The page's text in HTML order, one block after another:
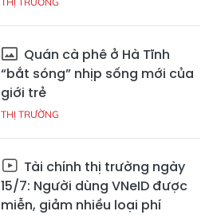
Quán cà phê ở Hà Tĩnh
“bắt sóng” nhịp sống mới của
giới trẻ
THỊ TRƯỜNG
Tài chính thị trường ngày
15/7: Người dùng VNeID được
miễn, giảm nhiều loại phí